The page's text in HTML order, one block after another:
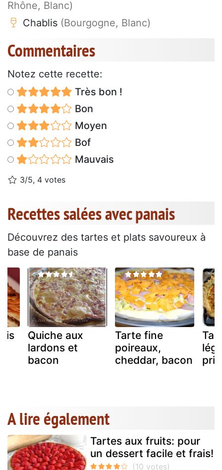
Rhône, Blanc)
Chablis (Bourgogne, Blanc)
Commentaires
Notez cette recette:
Très bon !
Bon
Moyen
Bof
Mauvais
3/5, 4 votes
Recettes salées avec panais
Découvrez des tartes et plats savoureux à
base de panais
Quiche aux
lardons et
bacon
Tarte fine
poireaux,
cheddar, bacon
A lire également
Tartes aux fruits: pour
un dessert facile et frais!